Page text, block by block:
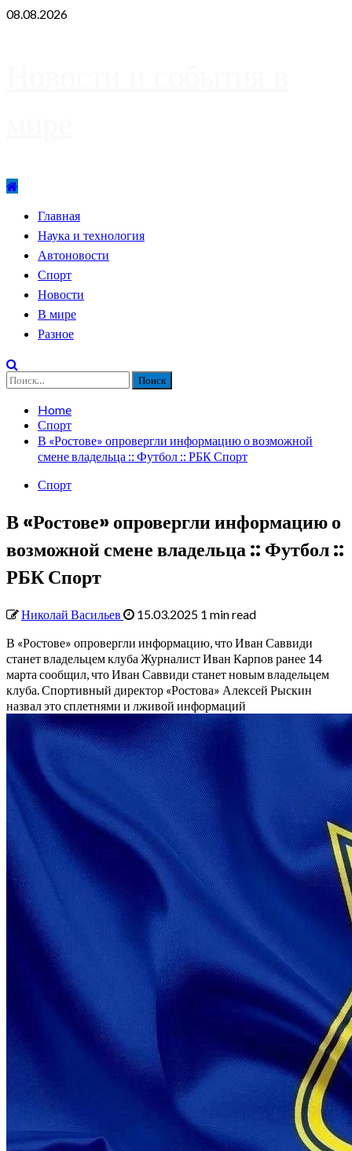
Skip
08.08.2026
PrimaryГлавная
Наука и технология
Автоновости
Спорт
Новости
В мире
Разное
Найти:
Home
Спорт
В «Ростове» опровергли информацию о возможной
смене владельца :: Футбол :: РБК Спорт
Спорт
В «Ростове» опровергли информацию о
возможной смене владельца :: Футбол ::
РБК Спорт
Николай Васильев 15.03.2025 1 min read
В «Ростове» опровергли информацию, что Иван Саввиди
станет владельцем клуба Журналист Иван Карпов ранее 14
марта сообщил, что Иван Саввиди станет новым владельцем
клуба. Спортивный директор «Ростова» Алексей Рыскин
назвал это сплетнями и лживой информаций